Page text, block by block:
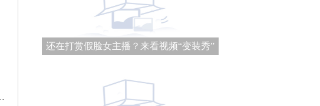
还在打赏假脸女主播？来看视频“变装秀”